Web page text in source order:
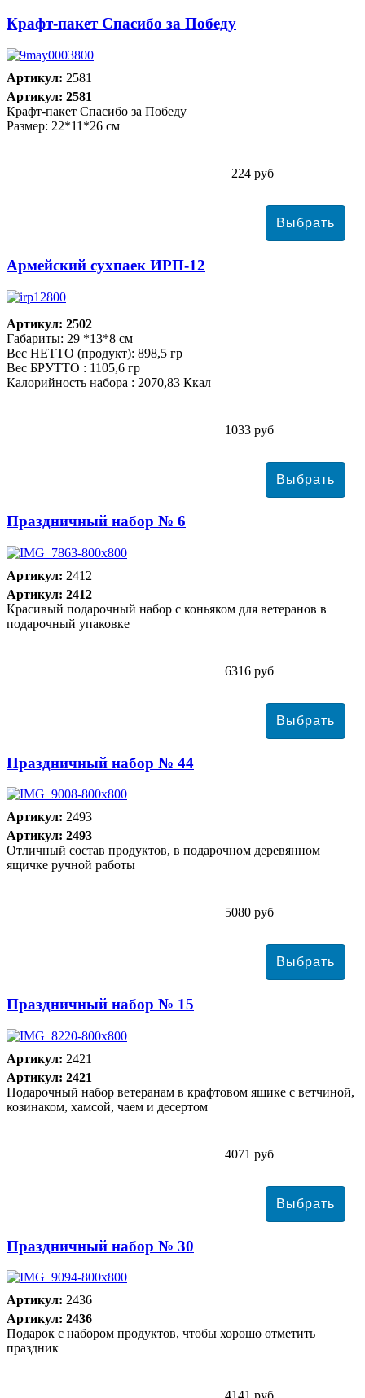
Крафт-пакет Спасибо за Победу
Артикул: 2581
Артикул: 2581
Крафт-пакет Спасибо за Победу
Размер: 22*11*26 см
224 руб
Армейский сухпаек ИРП-12
Артикул: 2502
Габариты: 29 *13*8 см
Вес НЕТТО (продукт): 898,5 гр
Вес БРУТТО : 1105,6 гр
Калорийность набора : 2070,83 Ккал
1033 руб
Праздничный набор № 6
Артикул: 2412
Артикул: 2412
Красивый подарочный набор с коньяком для ветеранов в
подарочный упаковке
6316 руб
Праздничный набор № 44
Артикул: 2493
Артикул: 2493
Отличный состав продуктов, в подарочном деревянном
ящичке ручной работы
5080 руб
Праздничный набор № 15
Артикул: 2421
Артикул: 2421
Подарочный набор ветеранам в крафтовом ящике с ветчиной,
козинаком, хамсой, чаем и десертом
4071 руб
Праздничный набор № 30
Артикул: 2436
Артикул: 2436
Подарок с набором продуктов, чтобы хорошо отметить
праздник